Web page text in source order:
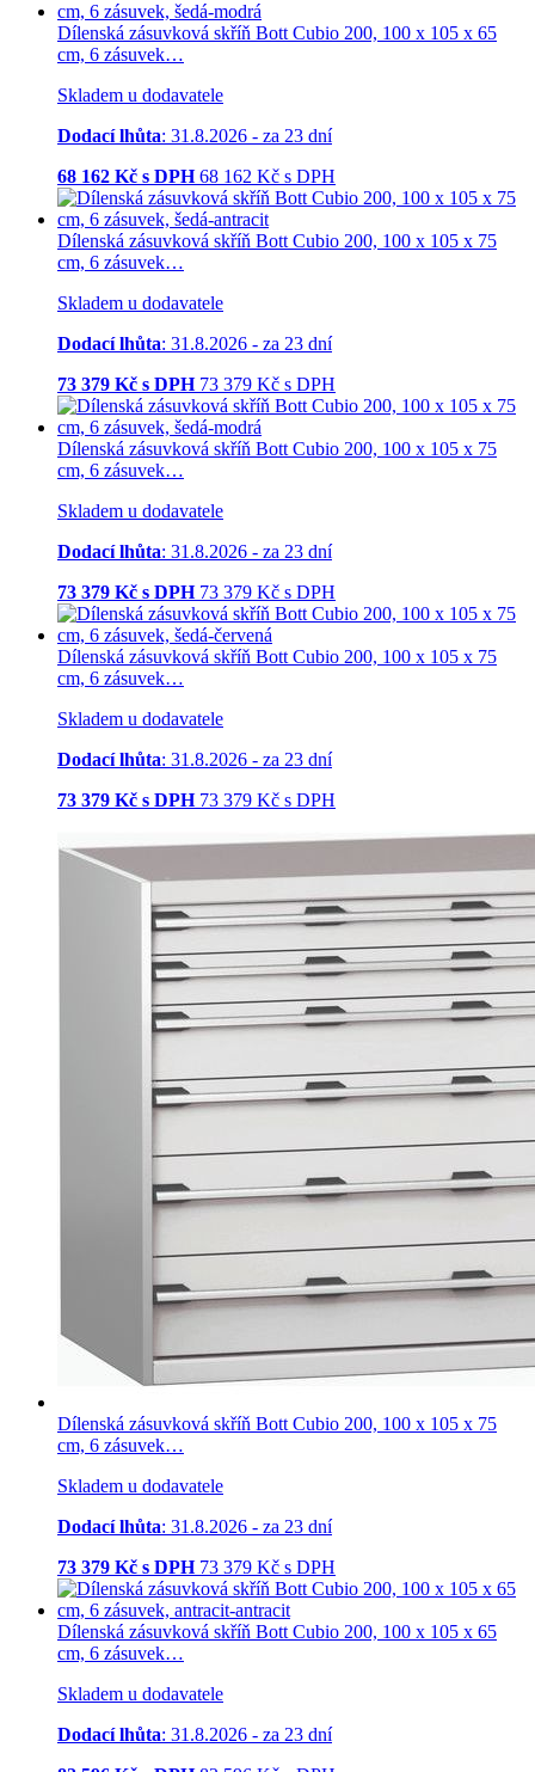
Dílenská zásuvková skříň Bott Cubio 200, 100 x 105 x 65
cm, 6 zásuvek…
Skladem u dodavatele
Dodací lhůta: 31.8.2026 - za 23 dní
68 162 Kč s DPH 68 162 Kč s DPH
Dílenská zásuvková skříň Bott Cubio 200, 100 x 105 x 75
cm, 6 zásuvek…
Skladem u dodavatele
Dodací lhůta: 31.8.2026 - za 23 dní
73 379 Kč s DPH 73 379 Kč s DPH
Dílenská zásuvková skříň Bott Cubio 200, 100 x 105 x 75
cm, 6 zásuvek…
Skladem u dodavatele
Dodací lhůta: 31.8.2026 - za 23 dní
73 379 Kč s DPH 73 379 Kč s DPH
Dílenská zásuvková skříň Bott Cubio 200, 100 x 105 x 75
cm, 6 zásuvek…
Skladem u dodavatele
Dodací lhůta: 31.8.2026 - za 23 dní
73 379 Kč s DPH 73 379 Kč s DPH
Dílenská zásuvková skříň Bott Cubio 200, 100 x 105 x 75
cm, 6 zásuvek…
Skladem u dodavatele
Dodací lhůta: 31.8.2026 - za 23 dní
73 379 Kč s DPH 73 379 Kč s DPH
Dílenská zásuvková skříň Bott Cubio 200, 100 x 105 x 65
cm, 6 zásuvek…
Skladem u dodavatele
Dodací lhůta: 31.8.2026 - za 23 dní